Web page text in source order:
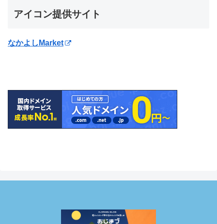
アイコン提供サイト
なかよしMarket